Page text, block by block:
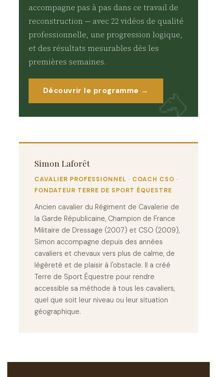
accompagne pas à pas dans ce travail de
reconstruction — avec 22 vidéos de qualité
professionnelle, une progression logique,
et des résultats mesurables dès les
premières semaines.
Découvrir le programme →
Simon Laforêt
CAVALIER PROFESSIONNEL · COACH CSO ·
FONDATEUR TERRE DE SPORT ÉQUESTRE
Ancien cavalier du Régiment de Cavalerie de
la Garde Républicaine, Champion de France
Militaire de Dressage (2007) et CSO (2009),
Simon accompagne depuis des années
cavaliers et chevaux vers plus de calme, de
légèreté et de plaisir à l'obstacle. Il a créé
Terre de Sport Équestre pour rendre
accessible sa méthode à tous les cavaliers,
quel que soit leur niveau ou leur situation
géographique.